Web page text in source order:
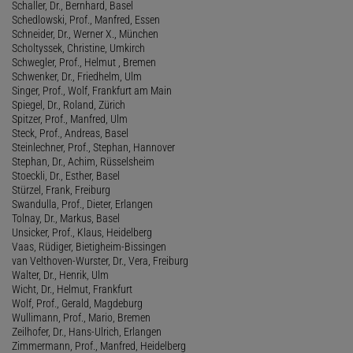
Schaller, Dr., Bernhard, Basel
Schedlowski, Prof., Manfred, Essen
Schneider, Dr., Werner X., München
Scholtyssek, Christine, Umkirch
Schwegler, Prof., Helmut , Bremen
Schwenker, Dr., Friedhelm, Ulm
Singer, Prof., Wolf, Frankfurt am Main
Spiegel, Dr., Roland, Zürich
Spitzer, Prof., Manfred, Ulm
Steck, Prof., Andreas, Basel
Steinlechner, Prof., Stephan, Hannover
Stephan, Dr., Achim, Rüsselsheim
Stoeckli, Dr., Esther, Basel
Stürzel, Frank, Freiburg
Swandulla, Prof., Dieter, Erlangen
Tolnay, Dr., Markus, Basel
Unsicker, Prof., Klaus, Heidelberg
Vaas, Rüdiger, Bietigheim-Bissingen
van Velthoven-Wurster, Dr., Vera, Freiburg
Walter, Dr., Henrik, Ulm
Wicht, Dr., Helmut, Frankfurt
Wolf, Prof., Gerald, Magdeburg
Wullimann, Prof., Mario, Bremen
Zeilhofer, Dr., Hans-Ulrich, Erlangen
Zimmermann, Prof., Manfred, Heidelberg